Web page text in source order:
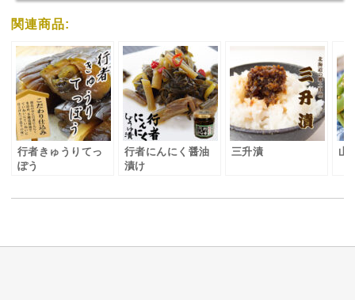
関連商品:
行者きゅうりてっ
ぽう
行者にんにく醤油
漬け
三升漬 山